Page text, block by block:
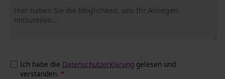
Ich habe die Datenschutzerklärung gelesen und
verstanden. *